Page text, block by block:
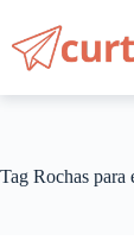
conteúdo
Tag Rochas para